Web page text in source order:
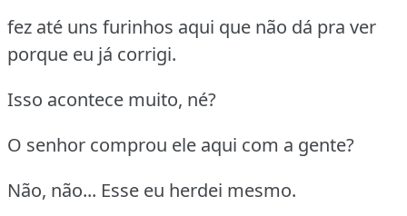
fez até uns furinhos aqui que não dá pra ver
porque eu já corrigi.
Isso acontece muito, né?
O senhor comprou ele aqui com a gente?
Não, não... Esse eu herdei mesmo.